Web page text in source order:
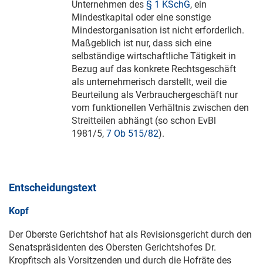
Unternehmen des § 1 KSchG, ein
Mindestkapital oder eine sonstige
Mindestorganisation ist nicht erforderlich.
Maßgeblich ist nur, dass sich eine
selbständige wirtschaftliche Tätigkeit in
Bezug auf das konkrete Rechtsgeschäft
als unternehmerisch darstellt, weil die
Beurteilung als Verbrauchergeschäft nur
vom funktionellen Verhältnis zwischen den
Streitteilen abhängt (so schon EvBl
1981/5, 7 Ob 515/82).
Entscheidungstext
Kopf
Der Oberste Gerichtshof hat als Revisionsgericht durch den
Senatspräsidenten des Obersten Gerichtshofes Dr.
Kropfitsch als Vorsitzenden und durch die Hofräte des